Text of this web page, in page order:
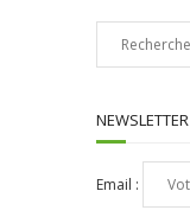
NEWSLETTER
Email :